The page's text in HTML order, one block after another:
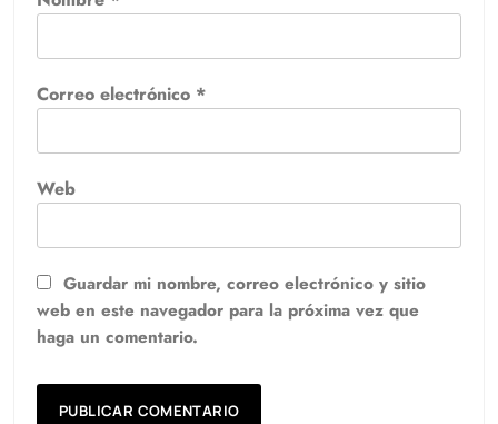
Correo electrónico *
Web
Guardar mi nombre, correo electrónico y sitio
web en este navegador para la próxima vez que
haga un comentario.